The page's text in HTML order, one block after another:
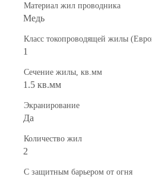
Материал жил проводника
Медь
Класс токопроводящей жилы
1
Сечение жилы, кв.мм
1.5 кв.мм
Экранирование
Да
Количество жил
2
С защитным барьером от огня